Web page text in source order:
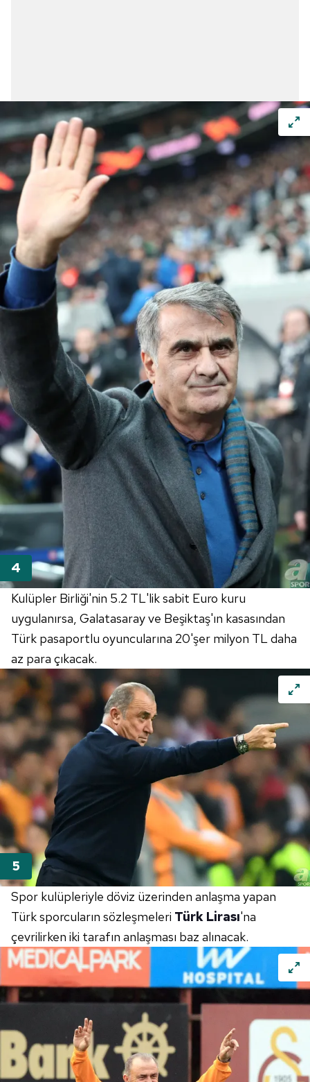
Kulüpler Birliği'nin 5.2 TL'lik sabit Euro kuru
uygulanırsa, Galatasaray ve Beşiktaş'ın kasasından
Türk pasaportlu oyuncularına 20'şer milyon TL daha
az para çıkacak.
Spor kulüpleriyle döviz üzerinden anlaşma yapan
Türk sporcuların sözleşmeleri Türk Lirası'na
çevrilirken iki tarafın anlaşması baz alınacak.